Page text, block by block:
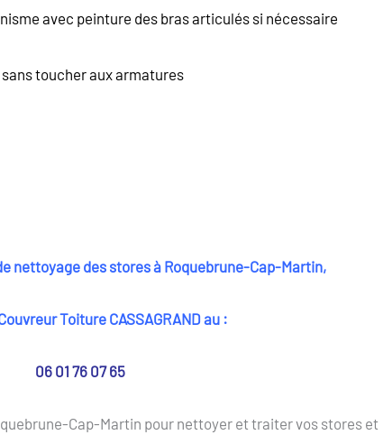
avec peinture des bras articulés si nécessaire
toucher aux armatures
nettoyage des stores à Roquebrune-Cap-Martin,
Toiture CASSAGRAND au :
06 01 76 07 65
Cap-Martin pour nettoyer et traiter vos stores et